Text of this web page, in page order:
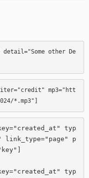
other De
mp3="htt
*.mp3
typ
p
typ